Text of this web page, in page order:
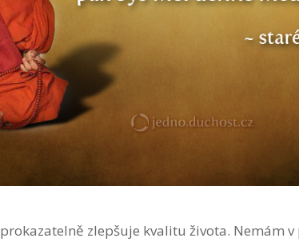
zlepšuje kvalitu života. Nemám